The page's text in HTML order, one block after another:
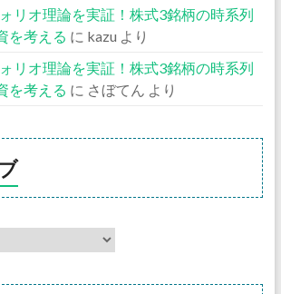
リオ理論を実証！株式3銘柄の時系列
を考える に kazu より
リオ理論を実証！株式3銘柄の時系列
を考える に さぼてん より